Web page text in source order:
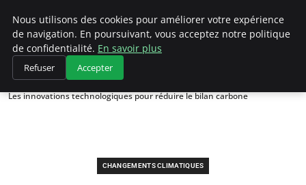
Climategatecountryclub.com
Accueil
Changements climatiques
Les innovations technologiques pour réduire le bilan carbone
CHANGEMENTS CLIMATIQUES
Nous utilisons des cookies pour améliorer votre expérience
de navigation. En poursuivant, vous acceptez notre politique
de confidentialité. En savoir plus
Refuser Accepter